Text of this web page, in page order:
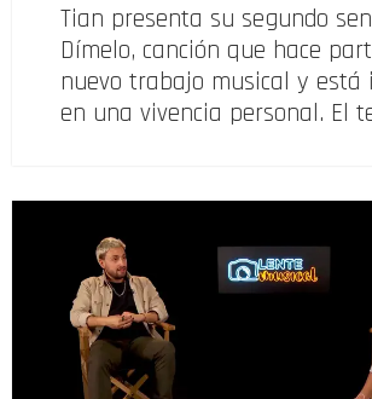
Tian presenta su segundo
Dímelo, canción que hace
nuevo trabajo musical y está
en una vivencia personal. El